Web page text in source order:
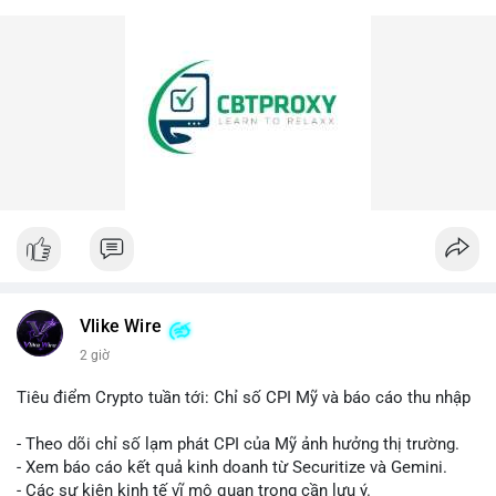
Vlike Wire
2 giờ
Tiêu điểm Crypto tuần tới: Chỉ số CPI Mỹ và báo cáo thu nhập
- Theo dõi chỉ số lạm phát CPI của Mỹ ảnh hưởng thị trường.
- Xem báo cáo kết quả kinh doanh từ Securitize và Gemini.
- Các sự kiện kinh tế vĩ mô quan trọng cần lưu ý.